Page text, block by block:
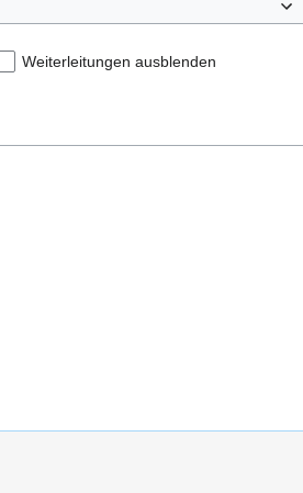
Weiterleitungen ausblenden